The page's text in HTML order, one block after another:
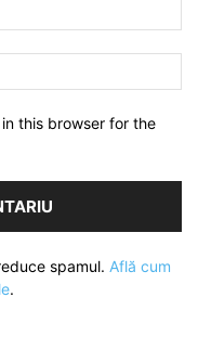
this browser for the
spamul. Află cum
.